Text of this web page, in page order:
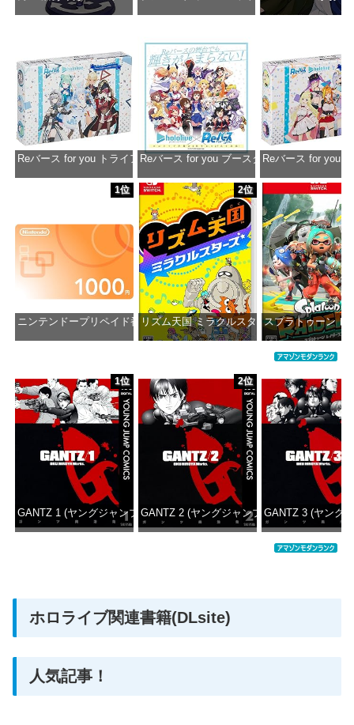
Reバース for you トライアルデッキ ホロライブプロダクション ver.ホロ
価格：¥1,650
Reバース for you ブースターパック ホロライ
価格：¥2,980
Reバース for you
価格：
1位
ニンテンドープリペイド番号 1000円|オンラインコード版
2位
リズム天国 ミラクルスターズ -Switch
スプラトゥーン レ
1位
GANTZ 1 (ヤングジャンプコミックスDIGITAL)
2位
GANTZ 2 (ヤングジャンプコミックス
GANTZ 3 (ヤング
ホロライブ関連書籍(DLsite)
人気記事！